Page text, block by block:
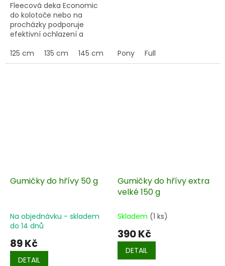
Fleecová deka Economic
do kolotoče nebo na
procházky podporuje
efektivní ochlazení a
pohyb
125 cm 135 cm 145 cm 155 cm
Pony Full
Gumičky do hřívy 50 g
Na objednávku - skladem
do 14 dnů
89 Kč
DETAIL
Gumičky do hřívy extra
velké 150 g
Skladem (1 ks)
390 Kč
DETAIL